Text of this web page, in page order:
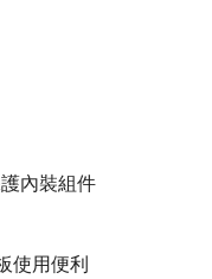
內裝組件
使用便利